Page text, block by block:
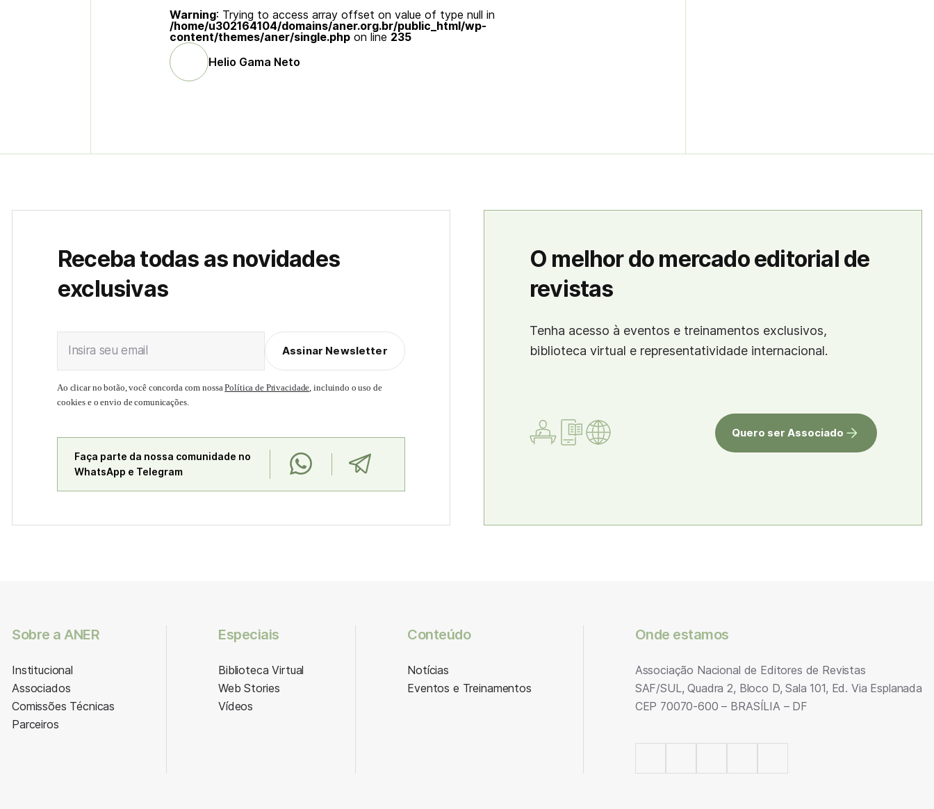
Warning: Trying to access array offset on value of type null in
/home/u302164104/domains/aner.org.br/public_html/wp-
content/themes/aner/single.php on line 235
Helio Gama Neto
Receba todas as novidades
exclusivas
Insira seu email Assinar Newsletter
Ao clicar no botão, você concorda com nossaPolítica de Privacidade, incluindo o uso de
cookies e o envio de comunicações.
Faça parte da nossa comunidade no
WhatsApp e Telegram
O melhor do mercado editorial de
revistas
Tenha acesso à eventos e treinamentos exclusivos,
biblioteca virtual e representatividade internacional.
Quero ser Associado
Sobre a ANER
Institucional
Associados
Comissões Técnicas
Parceiros
Especiais
Biblioteca Virtual
Web Stories
Vídeos
Conteúdo
Notícias
Eventos e Treinamentos
Onde estamos
Associação Nacional de Editores de Revistas
SAF/SUL, Quadra 2, Bloco D, Sala 101, Ed. Via Esplanada
CEP 70070-600 – BRASÍLIA – DF